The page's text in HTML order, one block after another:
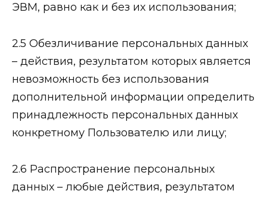
ЭВМ, равно как и без их использования;
2.5 Обезличивание персональных данных
– действия, результатом которых является
невозможность без использования
дополнительной информации определить
принадлежность персональных данных
конкретному Пользователю или лицу;
2.6 Распространение персональных
данных – любые действия, результатом